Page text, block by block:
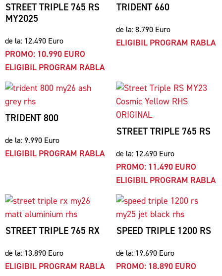
STREET TRIPLE 765 RS
MY2025
de la: 12.490 Euro
PROMO: 10.990 EURO
ELIGIBIL PROGRAM RABLA
TRIDENT 660
de la: 8.790 Euro
ELIGIBIL PROGRAM RABLA
TRIDENT 800
de la: 9.990 Euro
ELIGIBIL PROGRAM RABLA
STREET TRIPLE 765 RS
de la: 12.490 Euro
PROMO: 11.490 EURO
ELIGIBIL PROGRAM RABLA
STREET TRIPLE 765 RX
de la: 13.890 Euro
ELIGIBIL PROGRAM RABLA
SPEED TRIPLE 1200 RS
de la: 19.690 Euro
PROMO: 18.890 EURO